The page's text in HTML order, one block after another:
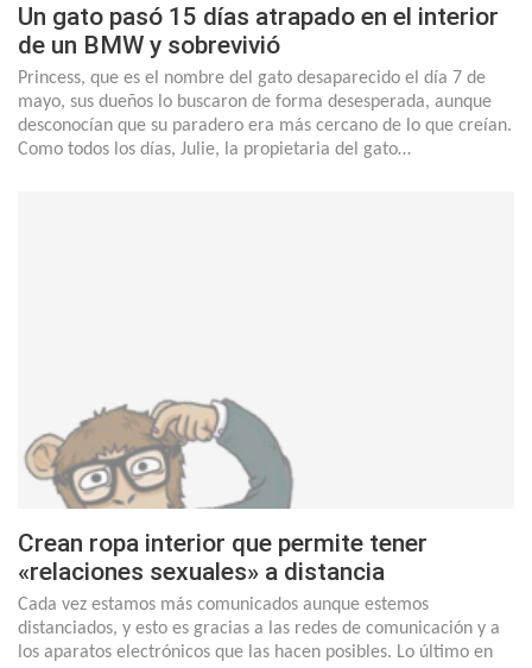
Un gato pasó 15 días atrapado en el interior
de un BMW y sobrevivió
Princess, que es el nombre del gato desaparecido el día 7 de
mayo, sus dueños lo buscaron de forma desesperada, aunque
desconocían que su paradero era más cercano de lo que creían.
Como todos los días, Julie, la propietaria del gato…
Crean ropa interior que permite tener
«relaciones sexuales» a distancia
Cada vez estamos más comunicados aunque estemos
distanciados, y esto es gracias a las redes de comunicación y a
los aparatos electrónicos que las hacen posibles. Lo último en